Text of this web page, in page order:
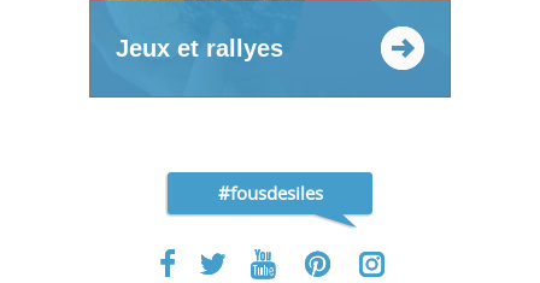
Jeux et rallyes
#fousdesiles